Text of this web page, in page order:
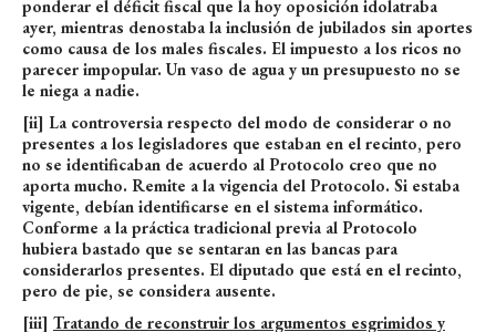
ponderar el déficit fiscal que la hoy oposición idolatraba
ayer, mientras denostaba la inclusión de jubilados sin aportes
como causa de los males fiscales. El impuesto a los ricos no
parecer impopular. Un vaso de agua y un presupuesto no se
le niega a nadie.
[ii] La controversia respecto del modo de considerar o no
presentes a los legisladores que estaban en el recinto, pero
no se identificaban de acuerdo al Protocolo creo que no
aporta mucho. Remite a la vigencia del Protocolo. Si estaba
vigente, debían identificarse en el sistema informático.
Conforme a la práctica tradicional previa al Protocolo
hubiera bastado que se sentaran en las bancas para
considerarlos presentes. El diputado que está en el recinto,
pero de pie, se considera ausente.
[iii] Tratando de reconstruir los argumentos esgrimidos y